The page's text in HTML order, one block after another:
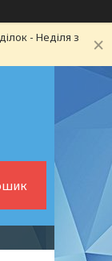
- Неділя з